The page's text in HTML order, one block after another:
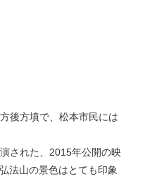
後方墳で、松本市民には
された、2015年公開の映
法山の景色はとても印象